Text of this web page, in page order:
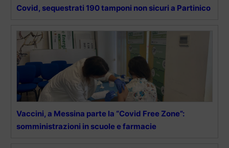
Covid, sequestrati 190 tamponi non sicuri a Partinico
Vaccini, a Messina parte la “Covid Free Zone”:
somministrazioni in scuole e farmacie